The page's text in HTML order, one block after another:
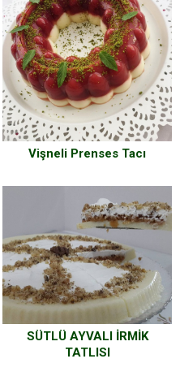
Vişneli Prenses Tacı
SÜTLÜ AYVALI İRMİK
TATLISI